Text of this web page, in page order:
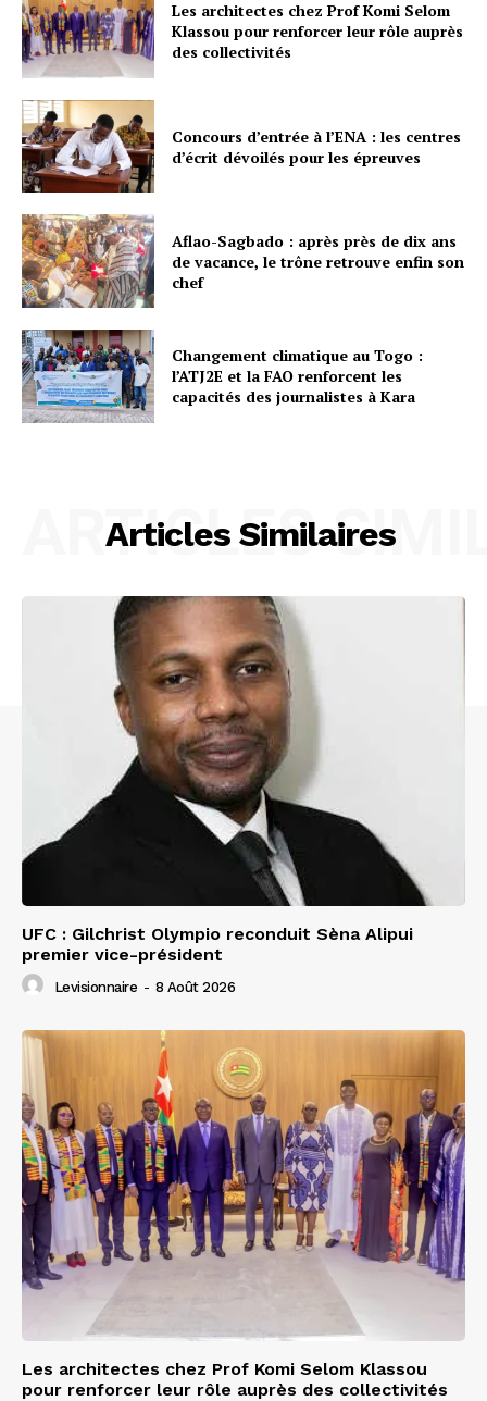
Les architectes chez Prof Komi Selom
Klassou pour renforcer leur rôle auprès
des collectivités
Concours d’entrée à l’ENA : les centres
d’écrit dévoilés pour les épreuves
Aflao-Sagbado : après près de dix ans
de vacance, le trône retrouve enfin son
chef
Changement climatique au Togo :
l’ATJ2E et la FAO renforcent les
capacités des journalistes à Kara
Articles Similaires
ARTICLES
UFC : Gilchrist Olympio reconduit Sèna Alipui
premier vice-président
Levisionnaire - 8 Août 2026
Les architectes chez Prof Komi Selom Klassou
pour renforcer leur rôle auprès des collectivités